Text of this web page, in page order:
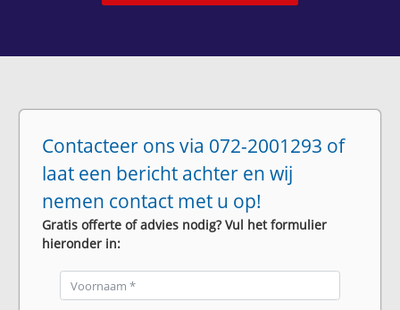
Contacteer ons via 072-2001293 of
laat een bericht achter en wij
nemen contact met u op!
Gratis offerte of advies nodig? Vul het formulier
hieronder in: